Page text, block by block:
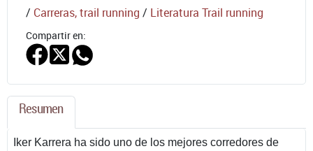
/ Carreras, trail running / Literatura Trail running
Compartir en:
Resumen
Iker Karrera ha sido uno de los mejores corredores de